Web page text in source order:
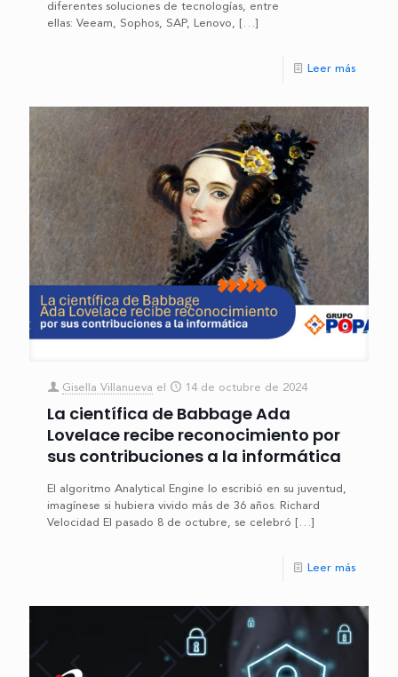
diferentes soluciones de tecnologías, entre
ellas: Veeam, Sophos, SAP, Lenovo, […]
Leer más
Gisella Villanueva el 14 de octubre de 2024
La científica de Babbage Ada
Lovelace recibe reconocimiento por
sus contribuciones a la informática
El algoritmo Analytical Engine lo escribió en su juventud,
imagínese si hubiera vivido más de 36 años. Richard
Velocidad El pasado 8 de octubre, se celebró […]
Leer más